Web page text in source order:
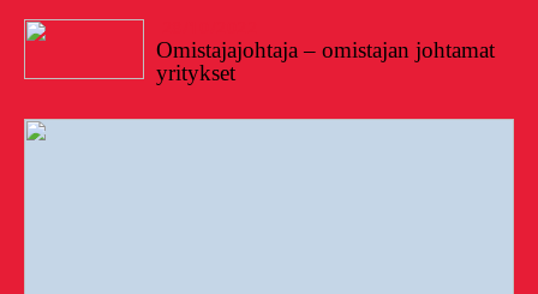
Omistajajohtaja – omistajan johtamat
yritykset